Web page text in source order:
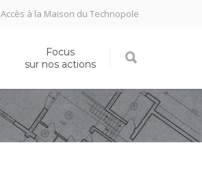
Accès à la Maison du Technopole
Focus
sur nos actions